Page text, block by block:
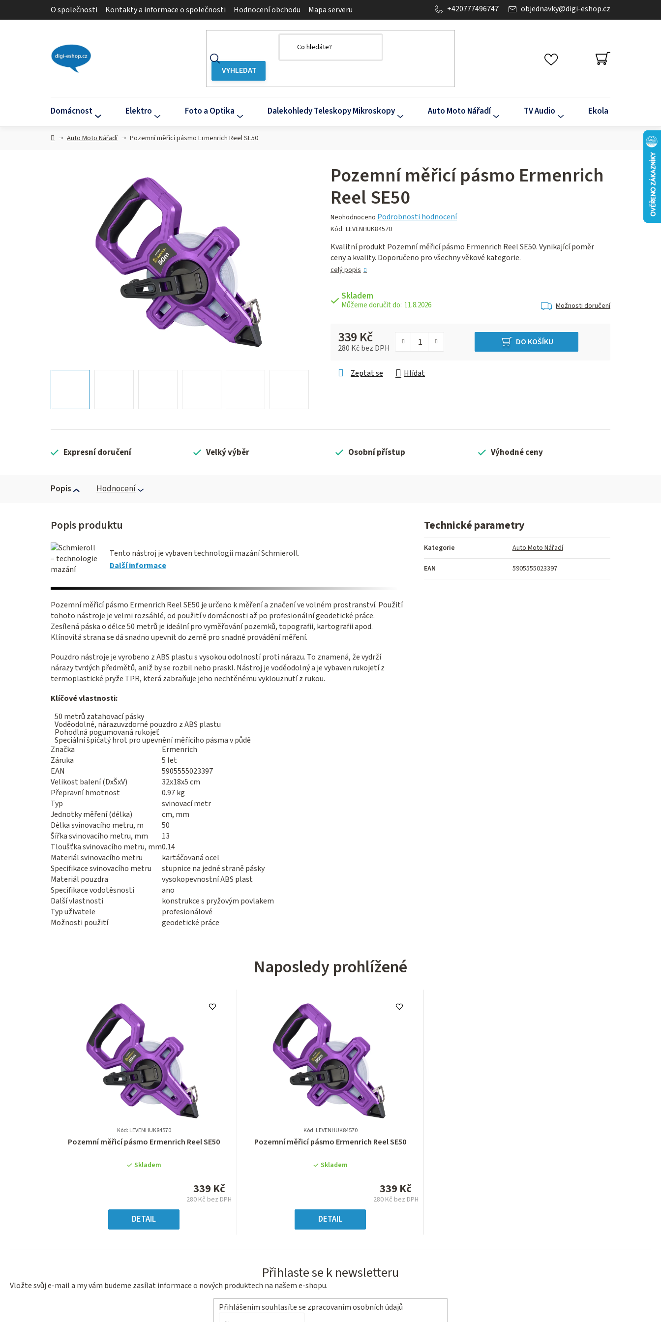
O společnosti Kontakty a informace o společnosti Hodnocení obchodu Mapa serveru objednavky@digi-eshop.cz
+420777496747
NÁKUPNÍ
KOŠÍK
Domácnost Elektro Foto a Optika Dalekohledy Teleskopy Mikroskopy Auto Moto Nářadí TV Audio Ekola
DomůAuto Moto Nářadí Pozemní měřicí pásmo Ermenrich Reel SE50
Pozemní měřicí pásmo Ermenrich
Reel SE50
Průměrné
hodnocení
je
0,0
z 5
Neohodnoceno Podrobnosti hodnocení
Kód: LEVENHUK84570
Kvalitní produkt Pozemní měřicí pásmo Ermenrich Reel SE50. Vynikající poměr
ceny a kvality. Doporučeno pro všechny věkové kategorie.
celý popis
Skladem
11.8.2026 Možnosti doručení
339 Kč
280 Kč bez DPH
DO KOŠÍKU
Zeptat se Hlídat
Expresní doručení Velký výběr Osobní přístup Výhodné ceny
Popis Hodnocení
Tento nástroj je vybaven technologií mazání Schmieroll.
Další informace
Pozemní měřicí pásmo Ermenrich Reel SE50 je určeno k měření a značení ve volném prostranství. Použití
tohoto nástroje je velmi rozsáhlé, od použití v domácnosti až po profesionální geodetické práce.
Zesílená páska o délce 50 metrů je ideální pro vyměřování pozemků, topografii, kartografii apod.
Klínovitá strana se dá snadno upevnit do země pro snadné provádění měření.
Pouzdro nástroje je vyrobeno z ABS plastu s vysokou odolností proti nárazu. To znamená, že vydrží
nárazy tvrdých předmětů, aniž by se rozbil nebo praskl. Nástroj je voděodolný a je vybaven rukojetí z
termoplastické pryže TPR, která zabraňuje jeho nechtěnému vyklouznutí z rukou.
Klíčové vlastnosti:
50 metrů zatahovací pásky
Voděodolné, nárazuvzdorné pouzdro z ABS plastu
Pohodlná pogumovaná rukojeť
Speciální špičatý hrot pro upevnění měřícího pásma v půdě
Značka
Ermenrich
Záruka
5 let
EAN
5905555023397
Velikost balení (DxŠxV)
32x18x5 cm
Přepravní hmotnost
0.97 kg
Typ
svinovací metr
Jednotky měření (délka)
cm, mm
Délka svinovacího metru, m
50
Šířka svinovacího metru, mm
13
Tloušťka svinovacího metru, mm0.14
Materiál svinovacího metru
kartáčovaná ocel
Specifikace svinovacího metru
stupnice na jedné straně pásky
Materiál pouzdra
vysokopevnostní ABS plast
Specifikace vodotěsnosti
ano
Další vlastnosti
konstrukce s pryžovým povlakem
Typ uživatele
profesionálové
Možnosti použití
geodetické práce
Technické parametry
Kategorie Auto Moto Nářadí
EAN 5905555023397
Naposledy prohlížené
Kód: LEVENHUK84570
Průměrné
produktu
5
hvězdiček.
Pozemní měřicí pásmo Ermenrich Reel SE50
Skladem
339 Kč
280 Kč bez DPH
DETAIL
Kód: LEVENHUK84570
Průměrné
produktu
5
hvězdiček.
Pozemní měřicí pásmo Ermenrich Reel SE50
Skladem
339 Kč
280 Kč bez DPH
DETAIL
Přihlaste se k newsletteru
Vložte svůj e-mail a my vám budeme zasílat informace o nových produktech na našem e-shopu.
Přihlášením souhlasíte se zpracovaním osobních údajů